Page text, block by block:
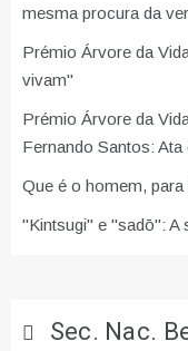
mesma procura da
Prémio Árvore da
vivam"
Prémio Árvore da
Fernando Santos: Ata
Que é o homem,
"Kintsugi" e "sadō": A
Sec. Nac.